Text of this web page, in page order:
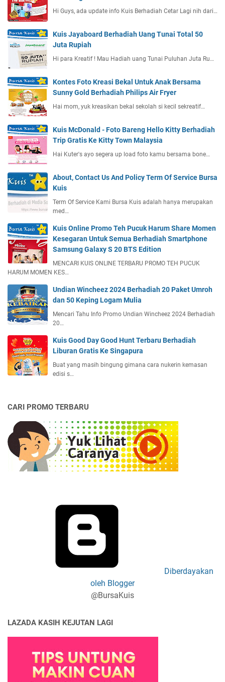
Hi Guys, ada update info Kuis Berhadiah Cetar Lagi nih dari…
Kuis Jayaboard Berhadiah Uang Tunai Total 50
Juta Rupiah
Hi para Kreatif ! Mau Hadiah uang Tunai Puluhan Juta Ru…
Kontes Foto Kreasi Bekal Untuk Anak Bersama
Sunny Gold Berhadiah Philips Air Fryer
Hai mom, yuk kreasikan bekal sekolah si kecil sekreatif…
Kuis McDonald - Foto Bareng Hello Kitty Berhadiah
Trip Gratis Ke Kitty Town Malaysia
Hai Kuter's ayo segera up load foto kamu bersama bone…
About, Contact Us And Policy Term Of Service Bursa
Kuis
Term Of Service Kami Bursa Kuis adalah hanya merupakan
med…
Kuis Online Promo Teh Pucuk Harum Share Momen
Kesegaran Untuk Semua Berhadiah Smartphone
Samsung Galaxy S 20 BTS Edition
MENCARI KUIS ONLINE TERBARU PROMO TEH PUCUK
HARUM MOMEN KES…
Undian Wincheez 2024 Berhadiah 20 Paket Umroh
dan 50 Keping Logam Mulia
Mencari Tahu Info Promo Undian Wincheez 2024 Berhadiah
20…
Kuis Good Day Good Hunt Terbaru Berhadiah
Liburan Gratis Ke Singapura
Buat yang masih bingung gimana cara nukerin kemasan
edisi s…
CARI PROMO TERBARU
Diberdayakan
oleh Blogger
@BursaKuis
LAZADA KASIH KEJUTAN LAGI